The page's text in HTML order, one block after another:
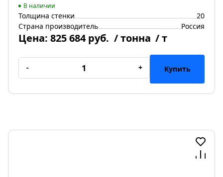
В наличии
Толщина стенки
20
Страна производитель
Россия
Цена: 825 684 руб. / тонна / т
- + Купить